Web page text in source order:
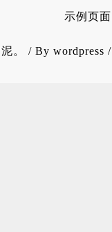
示例页面
。 / By wordpress /